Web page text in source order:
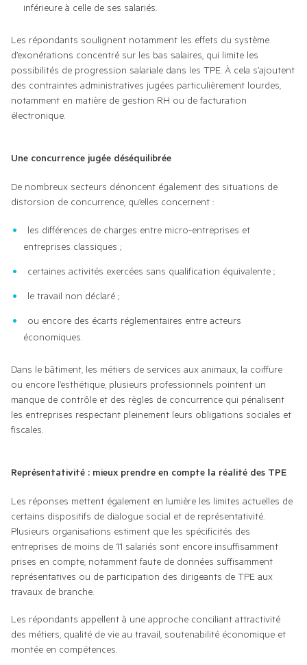
inférieure à celle de ses salariés.
Les répondants soulignent notamment les effets du système
d’exonérations concentré sur les bas salaires, qui limite les
possibilités de progression salariale dans les TPE. À cela s’ajoutent
des contraintes administratives jugées particulièrement lourdes,
notamment en matière de gestion RH ou de facturation
électronique.
Une concurrence jugée déséquilibrée
De nombreux secteurs dénoncent également des situations de
distorsion de concurrence, qu’elles concernent :
les différences de charges entre micro-entreprises et
entreprises classiques ;
certaines activités exercées sans qualification équivalente ;
le travail non déclaré ;
ou encore des écarts réglementaires entre acteurs
économiques.
Dans le bâtiment, les métiers de services aux animaux, la coiffure
ou encore l’esthétique, plusieurs professionnels pointent un
manque de contrôle et des règles de concurrence qui pénalisent
les entreprises respectant pleinement leurs obligations sociales et
fiscales.
Représentativité : mieux prendre en compte la réalité des TPE
Les réponses mettent également en lumière les limites actuelles de
certains dispositifs de dialogue social et de représentativité.
Plusieurs organisations estiment que les spécificités des
entreprises de moins de 11 salariés sont encore insuffisamment
prises en compte, notamment faute de données suffisamment
représentatives ou de participation des dirigeants de TPE aux
travaux de branche.
Les répondants appellent à une approche conciliant attractivité
des métiers, qualité de vie au travail, soutenabilité économique et
montée en compétences.